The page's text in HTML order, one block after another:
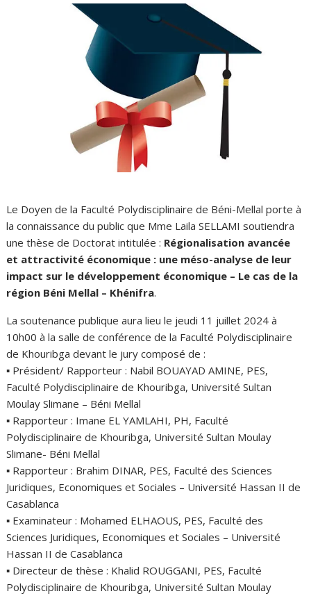
Le Doyen de la Faculté Polydisciplinaire de Béni-Mellal porte à
la connaissance du public que Mme Laila SELLAMI soutiendra
une thèse de Doctorat intitulée : Régionalisation avancée
et attractivité économique : une méso-analyse de leur
impact sur le développement économique – Le cas de la
région Béni Mellal – Khénifra.
La soutenance publique aura lieu le jeudi 11 juillet 2024 à
10h00 à la salle de conférence de la Faculté Polydisciplinaire
de Khouribga devant le jury composé de :
▪ Président/ Rapporteur : Nabil BOUAYAD AMINE, PES,
Faculté Polydisciplinaire de Khouribga, Université Sultan
Moulay Slimane – Béni Mellal
▪ Rapporteur : Imane EL YAMLAHI, PH, Faculté
Polydisciplinaire de Khouribga, Université Sultan Moulay
Slimane- Béni Mellal
▪ Rapporteur : Brahim DINAR, PES, Faculté des Sciences
Juridiques, Economiques et Sociales – Université Hassan II de
Casablanca
▪ Examinateur : Mohamed ELHAOUS, PES, Faculté des
Sciences Juridiques, Economiques et Sociales – Université
Hassan II de Casablanca
▪ Directeur de thèse : Khalid ROUGGANI, PES, Faculté
Polydisciplinaire de Khouribga, Université Sultan Moulay